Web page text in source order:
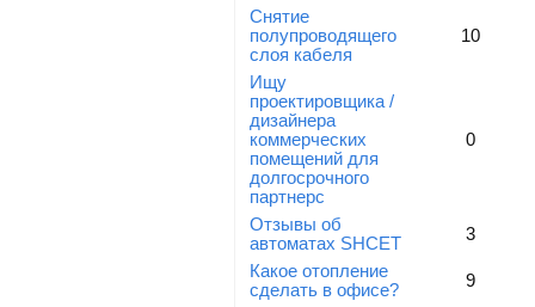
Снятие
полупроводящего
слоя кабеля
10
Ищу
проектировщика /
дизайнера
коммерческих
помещений для
долгосрочного
партнерс
0
Отзывы об
автоматах SHCET
3
Какое отопление
сделать в офисе?
9